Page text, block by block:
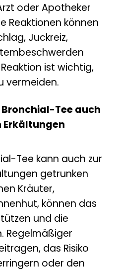
oder Apotheker
Reaktionen können
Juckreiz,
ist wichtig,
vermeiden.
Bronchial-Tee auch
Erkältungen
Tee kann auch zur
getrunken
Kräuter,
können das
und die
Regelmäßiger
das Risiko
oder den